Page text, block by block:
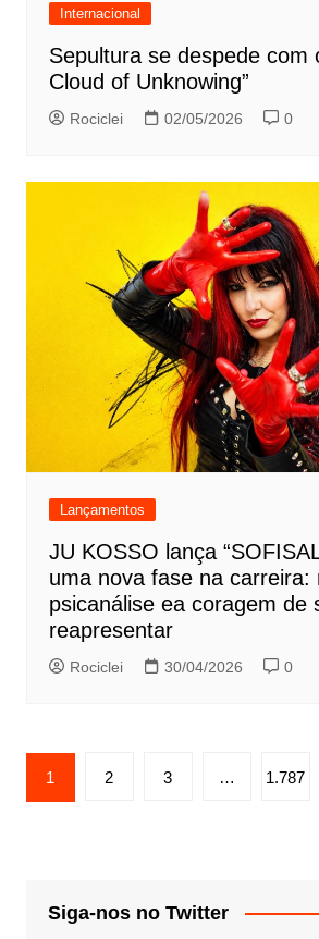
Internacional
Sepultura se despede com
Cloud of Unknowing”
Rociclei 02/05/2026 0
Lançamentos
JU KOSSO lança
uma nova fase na carreira:
psicanálise ea coragem de
reapresentar
Rociclei 30/04/2026 0
Paginação
de
1 2 3 … 1.787
Siga-nos no Twitter